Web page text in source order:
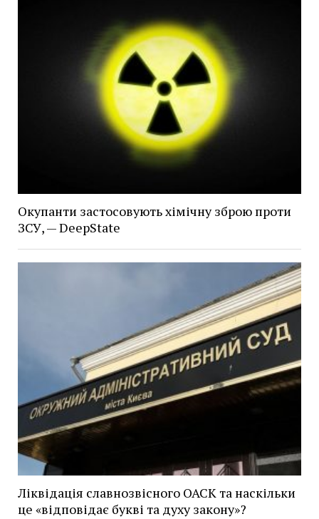
Окупанти застосовують хімічну зброю проти
ЗСУ, — DeepState
Ліквідація славнозвісного ОАСК та наскільки
це «відповідає букві та духу закону»?